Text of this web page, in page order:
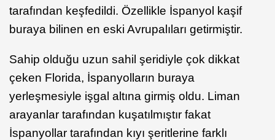
tarafından keşfedildi. Özellikle İspanyol kaşif
buraya bilinen en eski Avrupalıları getirmiştir.
Sahip olduğu uzun sahil şeridiyle çok dikkat
çeken Florida, İspanyolların buraya
yerleşmesiyle işgal altına girmiş oldu. Liman
arayanlar tarafından kuşatılmıştır fakat
İspanyollar tarafından kıyı şeritlerine farklı